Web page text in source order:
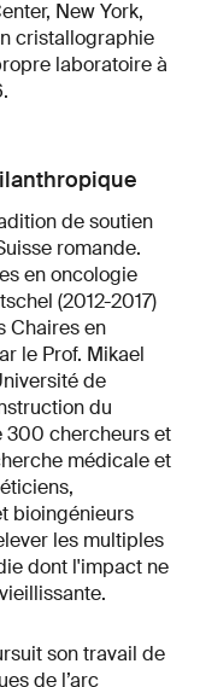
New York,
cristallographie
laboratoire à
de soutien
romande.
en oncologie
(2012-2017)
Chaires en
le Prof. Mikael
de
du
300 chercheurs et
médicale et
bioingénieurs
les multiples
dont l'impact ne
son travail de
de l’arc